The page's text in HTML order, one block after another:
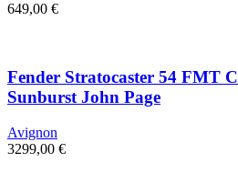
649,00 €
Fender Stratocaster 54 FMT
Sunburst John Page
Avignon
3299,00 €